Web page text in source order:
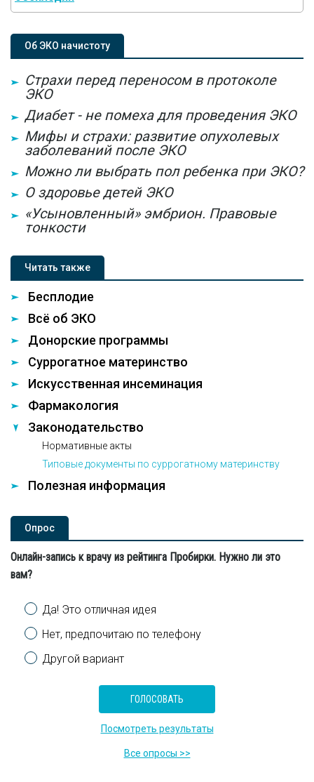
Об ЭКО начистоту
Страхи перед переносом в протоколе
ЭКО
Диабет - не помеха для проведения ЭКО
Мифы и страхи: развитие опухолевых
заболеваний после ЭКО
Можно ли выбрать пол ребенка при ЭКО?
О здоровье детей ЭКО
«Усыновленный» эмбрион. Правовые
тонкости
Читать также
Бесплодие
Всё об ЭКО
Донорские программы
Суррогатное материнство
Искусственная инсеминация
Фармакология
Законодательство
Нормативные акты
Типовые документы по суррогатному материнству
Полезная информация
Опроc
Онлайн-запись к врачу из рейтинга Пробирки. Нужно ли это
вам?
Варианты
Да! Это отличная идея
Нет, предпочитаю по телефону
Другой вариант
Посмотреть результаты
Все опросы >>